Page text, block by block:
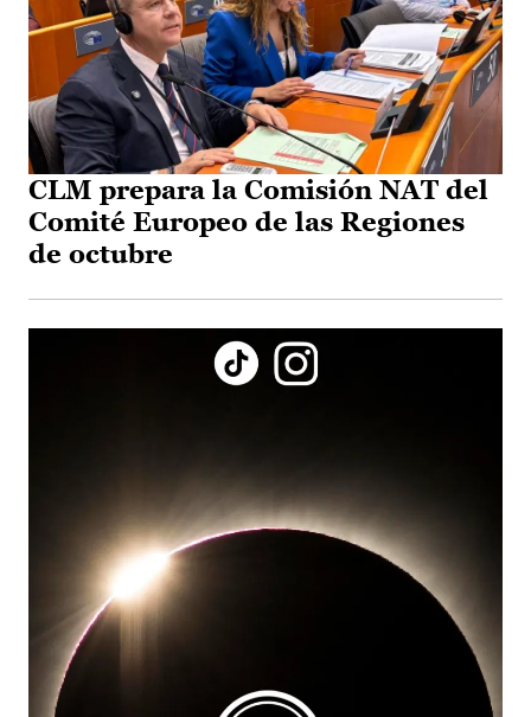
CLM prepara la Comisión NAT del
Comité Europeo de las Regiones
de octubre